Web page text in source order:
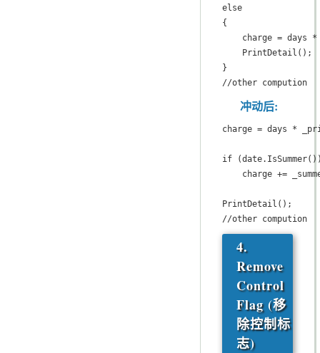
else
{
charge = days *
    PrintDetail();
}
//other compution
冲动后:
charge = days *
if
charge +=
PrintDetail();
//other compution
4.
Remove
Control
Flag (移
除控制标
志)